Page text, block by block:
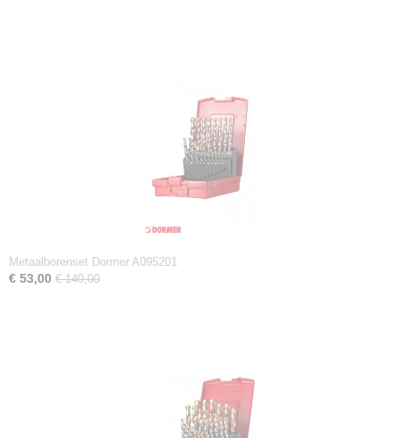
Metaalborenset Dormer A095201
€ 53,00 € 140,00